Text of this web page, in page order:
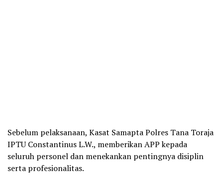
Sebelum pelaksanaan, Kasat Samapta Polres Tana Toraja
IPTU Constantinus L.W., memberikan APP kepada
seluruh personel dan menekankan pentingnya disiplin
serta profesionalitas.